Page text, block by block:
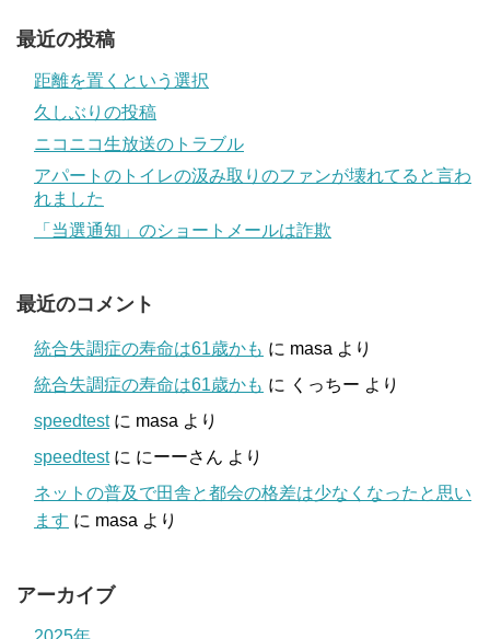
最近の投稿
距離を置くという選択
久しぶりの投稿
ニコニコ生放送のトラブル
アパートのトイレの汲み取りのファンが壊れてると言わ
れました
「当選通知」のショートメールは詐欺
最近のコメント
統合失調症の寿命は61歳かも に masa より
統合失調症の寿命は61歳かも に くっちー より
speedtestに masa より
speedtestに にーーさん より
ネットの普及で田舎と都会の格差は少なくなったと思い
ます に masa より
アーカイブ